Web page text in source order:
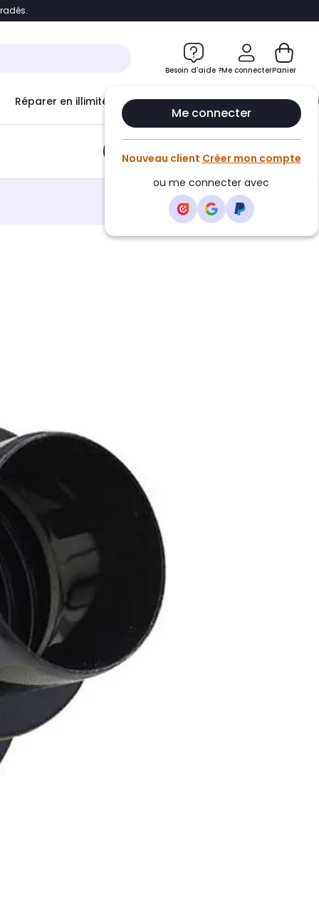
Accéder directement au chatbot
Besoin d'aide ?Me connecter
Me connecter
Nouveau client Créer mon compte
ou me connecter avec
Panier
Réparer en illimité avec Le Club Infinity
Ajouter au panier